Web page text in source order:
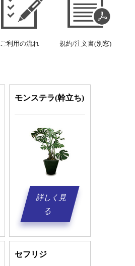
ご利用の流れ 規約/注文書(別窓)
モンステラ(幹立ち)
詳しく見
る
セフリジ